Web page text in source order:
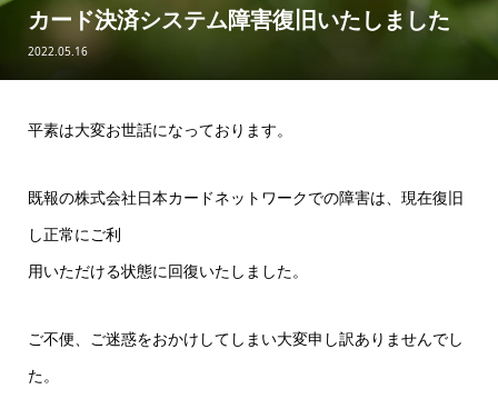
カード決済システム障害復旧いたしました
2022.05.16
平素は大変お世話になっております。
既報の株式会社日本カードネットワークでの障害は、現在復旧
し正常にご利
用いただける状態に回復いたしました。
ご不便、ご迷惑をおかけしてしまい大変申し訳ありませんでし
た。